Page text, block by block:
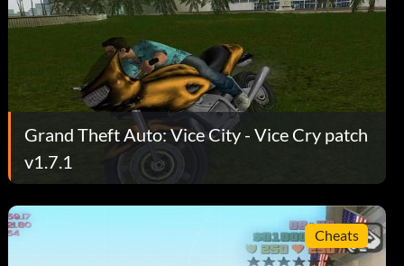
Grand Theft Auto: Vice City - Vice Cry patch
v1.7.1
Cheats